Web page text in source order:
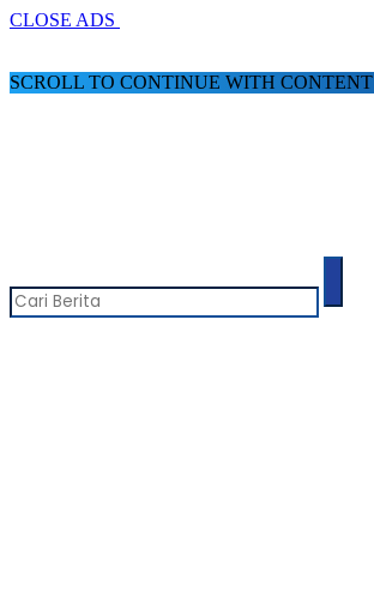
CLOSE ADS
SCROLL TO CONTINUE WITH CONTENT